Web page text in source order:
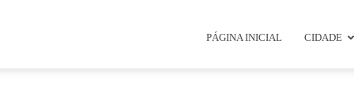
PÁGINA INICIAL CIDADE